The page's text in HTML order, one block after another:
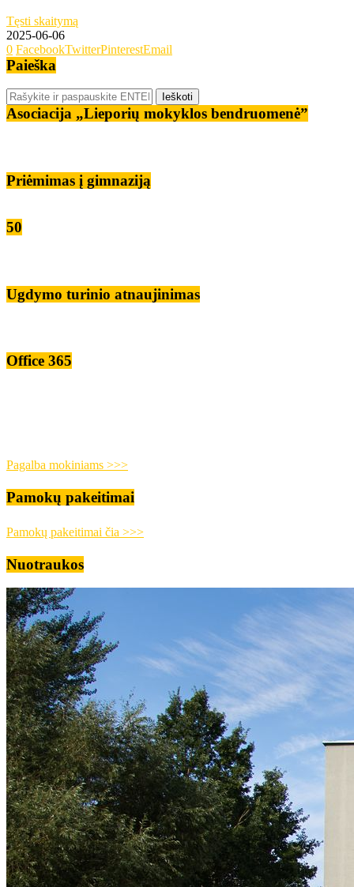
Tęsti skaitymą
2025-06-06
0 FacebookTwitterPinterestEmail
Paieška
Asociacija „Lieporių mokyklos bendruomenė”
Priėmimas į gimnaziją
50
Ugdymo turinio atnaujinimas
Office 365
Pagalba mokiniams >>>
Pamokų pakeitimai
Pamokų pakeitimai čia >>>
Nuotraukos